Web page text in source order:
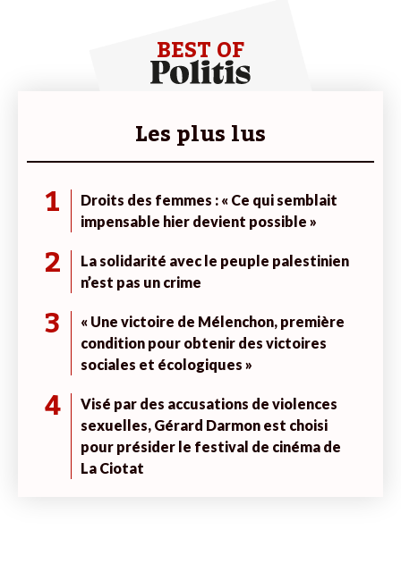
BEST OF
Les plus lus
1
Droits des femmes : « Ce qui semblait
impensable hier devient possible »
2
La solidarité avec le peuple palestinien
n’est pas un crime
3
« Une victoire de Mélenchon, première
condition pour obtenir des victoires
sociales et écologiques »
4
Visé par des accusations de violences
sexuelles, Gérard Darmon est choisi
pour présider le festival de cinéma de
La Ciotat